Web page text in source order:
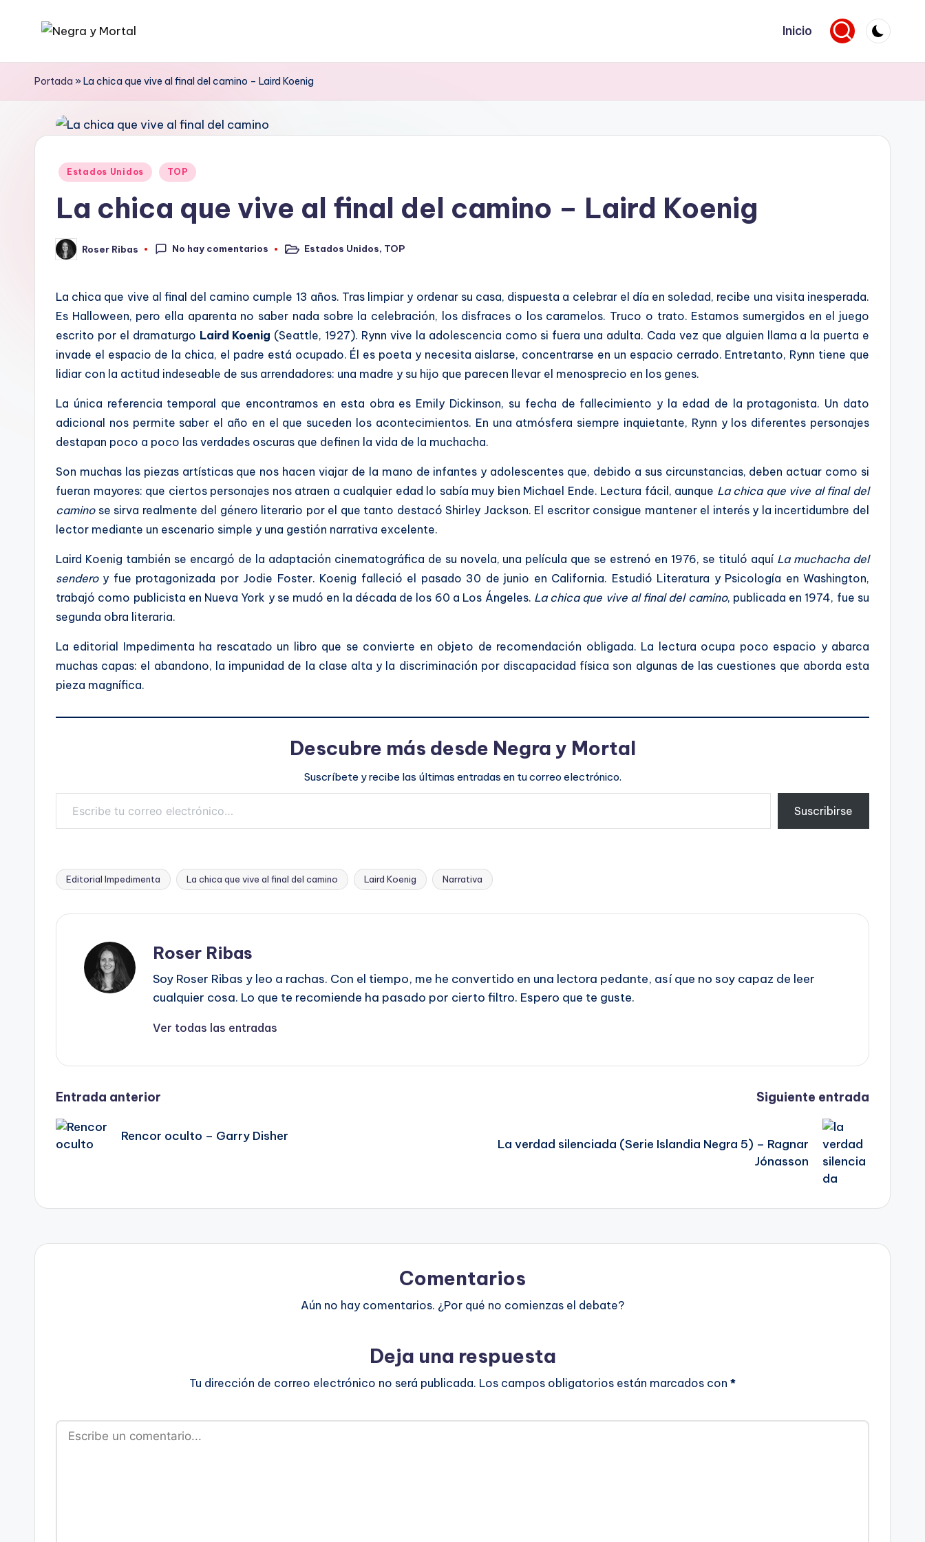
contenido
N
e
r
rt
literaria
la
Negra
mucho
Inicio
Portada »La chica que vive al final del camino – Laird Koenig
Publicado
Estados Unidos TOP
La chica que vive al final del camino – Laird Koenig
Publicado
por
Roser Ribas No hay comentarios
Publicado
Estados Unidos, TOP
La chica que vive al final del camino cumple 13 años. Tras limpiar y ordenar su casa, dispuesta a celebrar el día en soledad, recibe una visita inesperada.
Es Halloween, pero ella aparenta no saber nada sobre la celebración, los disfraces o los caramelos. Truco o trato. Estamos sumergidos en el juego
escrito por el dramaturgo Laird Koenig (Seattle, 1927). Rynn vive la adolescencia como si fuera una adulta. Cada vez que alguien llama a la puerta e
invade el espacio de la chica, el padre está ocupado. Él es poeta y necesita aislarse, concentrarse en un espacio cerrado. Entretanto, Rynn tiene que
lidiar con la actitud indeseable de sus arrendadores: una madre y su hijo que parecen llevar el menosprecio en los genes.
La única referencia temporal que encontramos en esta obra es Emily Dickinson, su fecha de fallecimiento y la edad de la protagonista. Un dato
adicional nos permite saber el año en el que suceden los acontecimientos. En una atmósfera siempre inquietante, Rynn y los diferentes personajes
destapan poco a poco las verdades oscuras que definen la vida de la muchacha.
Son muchas las piezas artísticas que nos hacen viajar de la mano de infantes y adolescentes que, debido a sus circunstancias, deben actuar como si
fueran mayores: que ciertos personajes nos atraen a cualquier edad lo sabía muy bien Michael Ende. Lectura fácil, aunque La chica que vive al final del
camino se sirva realmente del género literario por el que tanto destacó Shirley Jackson. El escritor consigue mantener el interés y la incertidumbre del
lector mediante un escenario simple y una gestión narrativa excelente.
Laird Koenig también se encargó de la adaptación cinematográfica de su novela, una película que se estrenó en 1976, se tituló aquí La muchacha del
senderoy fue protagonizada por Jodie Foster. Koenig falleció el pasado 30 de junio en California. Estudió Literatura y Psicología en Washington,
trabajó como publicista en Nueva York y se mudó en la década de los 60 a Los Ángeles. La chica que vive al final del camino, publicada en 1974, fue su
segunda obra literaria.
La editorial Impedimenta ha rescatado un libro que se convierte en objeto de recomendación obligada. La lectura ocupa poco espacio y abarca
muchas capas: el abandono, la impunidad de la clase alta y la discriminación por discapacidad física son algunas de las cuestiones que aborda esta
pieza magnífica.
Descubre más desde Negra y Mortal
Suscríbete y recibe las últimas entradas en tu correo electrónico.
Escribe tu correo electrónico…
Suscribirse
Etiquetas:
Editorial Impedimenta La chica que vive al final del camino Laird Koenig Narrativa
Roser Ribas
Soy Roser Ribas y leo a rachas. Con el tiempo, me he convertido en una lectora pedante, así que no soy capaz de leer
cualquier cosa. Lo que te recomiende ha pasado por cierto filtro. Espero que te guste.
Ver todas las entradas
Navegación
de
Entrada anterior
Rencor oculto – Garry Disher
Siguiente entrada
La verdad silenciada (Serie Islandia Negra 5) – Ragnar
Jónasson
Comentarios
Aún no hay comentarios. ¿Por qué no comienzas el debate?
Deja una respuesta
Tu dirección de correo electrónico no será publicada. Los campos obligatorios están marcados con *